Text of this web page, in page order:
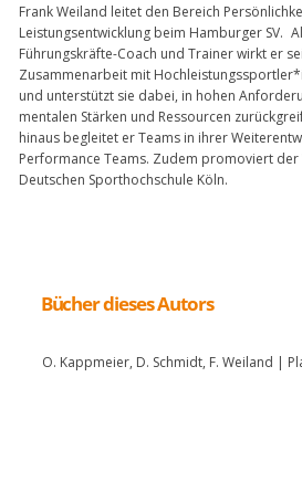
Frank Weiland leitet den Bereich
Leistungsentwicklung beim Hamburger SV.
Führungskräfte-Coach und Trainer wirkt er
Zusammenarbeit mit
und unterstützt sie dabei, in hohen
mentalen Stärken und Ressourcen
hinaus begleitet er Teams in ihrer
Performance Teams. Zudem promoviert
Deutschen Sporthochschule Köln.
O. Kappmeier, D. Schmidt, F. Weiland |
Bücher dieses Autors